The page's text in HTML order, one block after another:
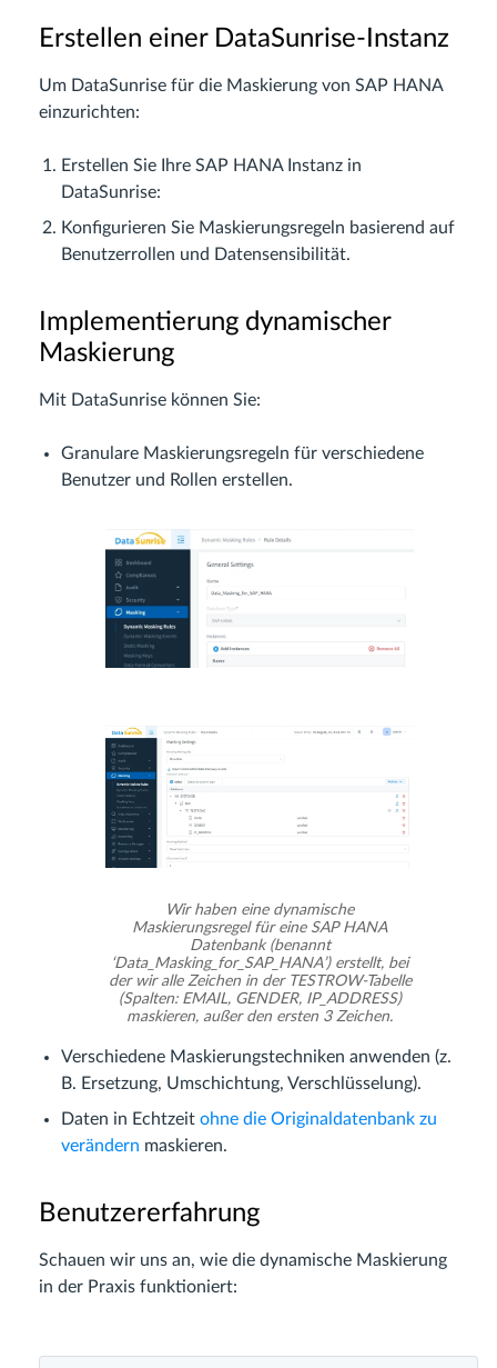
Erstellen einer DataSunrise-Instanz
Um DataSunrise für die Maskierung von SAP HANA
einzurichten:
Erstellen Sie Ihre SAP HANA Instanz in
DataSunrise:
Konfigurieren Sie Maskierungsregeln basierend auf
Benutzerrollen und Datensensibilität.
Implementierung dynamischer
Maskierung
Mit DataSunrise können Sie:
Granulare Maskierungsregeln für verschiedene
Benutzer und Rollen erstellen.
Wir haben eine dynamische
Maskierungsregel für eine SAP HANA
Datenbank (benannt
‘Data_Masking_for_SAP_HANA’) erstellt, bei
der wir alle Zeichen in der TESTROW-Tabelle
(Spalten: EMAIL, GENDER, IP_ADDRESS)
maskieren, außer den ersten 3 Zeichen.
Verschiedene Maskierungstechniken anwenden (z.
B. Ersetzung, Umschichtung, Verschlüsselung).
Daten in Echtzeit ohne die Originaldatenbank zu
verändern maskieren.
Benutzererfahrung
Schauen wir uns an, wie die dynamische Maskierung
in der Praxis funktioniert: